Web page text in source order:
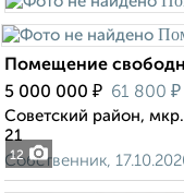
12
Помещение
5 000 000 ₽ 61 800 ₽
Советский район,
21
Собственник,